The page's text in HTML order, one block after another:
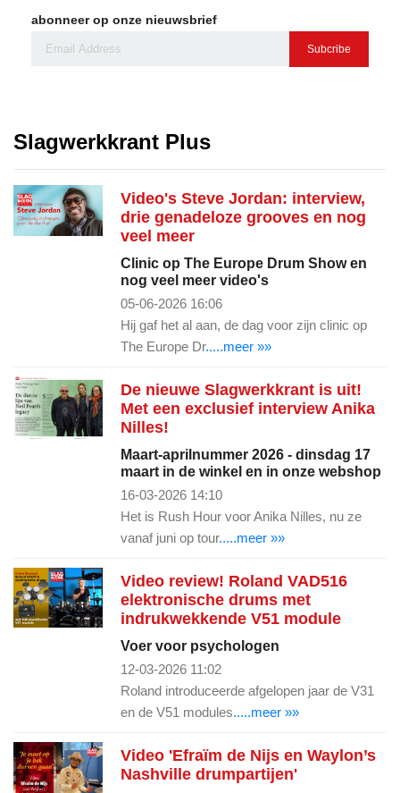
abonneer op onze nieuwsbrief
Subcribe
Slagwerkkrant Plus
Video's Steve Jordan: interview,
drie genadeloze grooves en nog
veel meer
Clinic op The Europe Drum Show en
nog veel meer video's
05-06-2026 16:06
Hij gaf het al aan, de dag voor zijn clinic op
The Europe Dr.....meer »»
De nieuwe Slagwerkkrant is uit!
Met een exclusief interview Anika
Nilles!
Maart-aprilnummer 2026 - dinsdag 17
maart in de winkel en in onze webshop
16-03-2026 14:10
Het is Rush Hour voor Anika Nilles, nu ze
vanaf juni op tour.....meer »»
Video review! Roland VAD516
elektronische drums met
indrukwekkende V51 module
Voer voor psychologen
12-03-2026 11:02
Roland introduceerde afgelopen jaar de V31
en de V51 modules.....meer »»
Video 'Efraïm de Nijs en Waylon’s
Nashville drumpartijen'